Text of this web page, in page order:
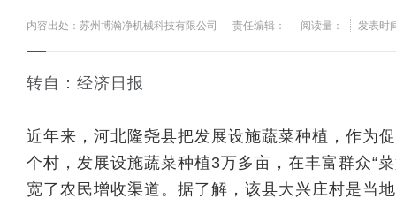
内容出处：苏州博瀚净机械科技有限公司 责任编辑： 阅读量： 发表时
转自：经济日报
近年来，河北隆尧县把发展设施蔬菜种植，作为
个村，发展设施蔬菜种植3万多亩，在丰富群众“
宽了农民增收渠道。据了解，该县大兴庄村是当